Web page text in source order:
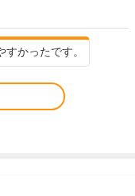
かったです。